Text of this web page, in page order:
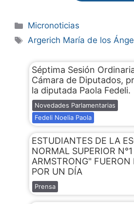
Micronoticias
Argerich María de los
Séptima Sesión
Cámara de Diputados,
la diputada Paola Fedeli.
Novedades Parlamentarias
Fedeli Noelia Paola
ESTUDIANTES DE LA
NORMAL SUPERIOR
ARMSTRONG" FUERON
POR UN DÍA
Prensa